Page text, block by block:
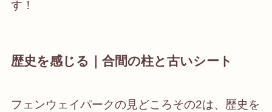
す！
歴史を感じる｜合間の柱と古いシート
フェンウェイパークの見どころその2は、歴史を